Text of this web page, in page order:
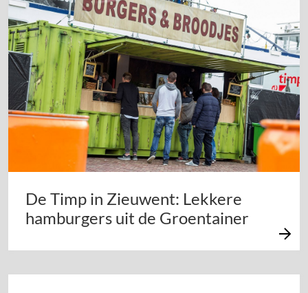
De Timp in Zieuwent: Lekkere
hamburgers uit de Groentainer